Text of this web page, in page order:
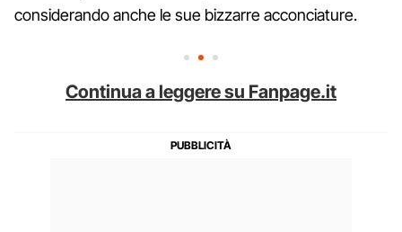
considerando anche le sue bizzarre acconciature.
Continua a leggere su Fanpage.it